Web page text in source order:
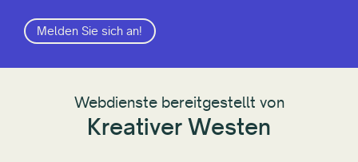
Melden Sie sich an!
Webdienste bereitgestellt von
Kreativer Westen